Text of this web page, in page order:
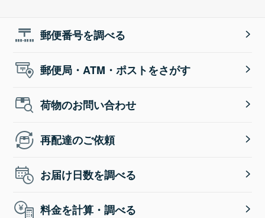
郵便番号を調べる
郵便局・ATM・ポストをさがす
荷物のお問い合わせ
再配達のご依頼
お届け日数を調べる
料金を計算・調べる